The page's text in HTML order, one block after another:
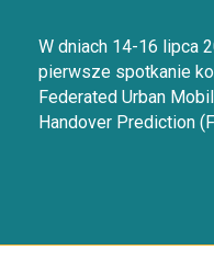
W dniach 14-16 lipca
pierwsze spotkanie
Federated Urban
Handover Prediction